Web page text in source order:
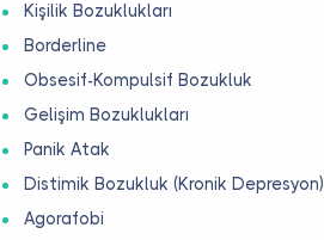
Kişilik Bozuklukları
Borderline
Obsesif-Kompulsif Bozukluk
Gelişim Bozuklukları
Panik Atak
Distimik Bozukluk (Kronik Depresyon)
Agorafobi